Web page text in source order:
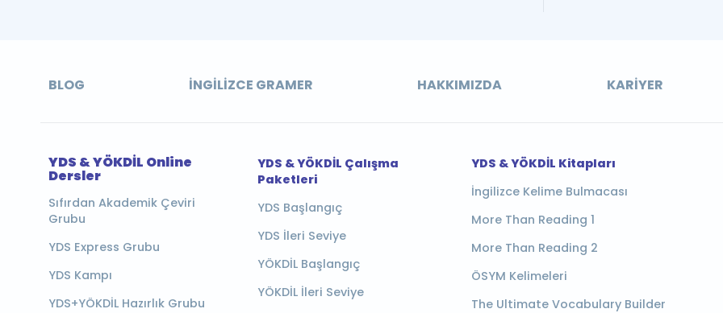
BLOG İNGILIZCE GRAMER HAKKIMIZDA KARIYER
YDS & YÖKDİL Online
Dersler
Sıfırdan Akademik Çeviri
Grubu
YDS Express Grubu
YDS Kampı
YDS+YÖKDİL Hazırlık Grubu
YDS & YÖKDİL Çalışma
Paketleri
YDS Başlangıç
YDS İleri Seviye
YÖKDİL Başlangıç
YÖKDİL İleri Seviye
YDS & YÖKDİL Kitapları
İngilizce Kelime Bulmacası
More Than Reading 1
More Than Reading 2
ÖSYM Kelimeleri
The Ultimate Vocabulary Builder